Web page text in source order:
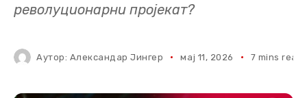
револуционарни пројекат?
Аутор: Александар Јингер мај 11, 2026 7 mins read